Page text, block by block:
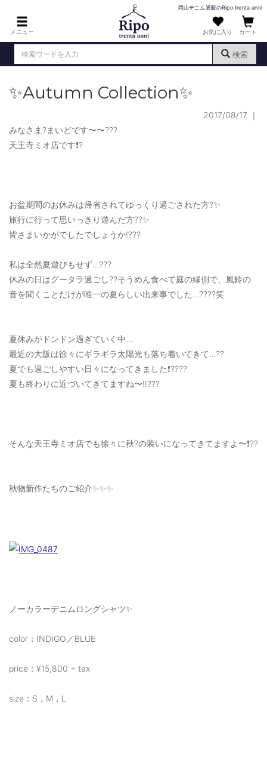
メニュー
岡山デニム通販のRipo trenta anni
お気に入り カート
検索
ログイン （ 新規会員登録）
DENIM : デニム
T-SHIRT : Tシャツ
KNIT : ニット
OUTERS : アウター
LADIES : レディース
PANTS/SKIRT : パンツ・スカート
TOPS : トップス
MENS : メンズ
新規会員登録
ご利用ガイド
✨Autumn Collection✨
2017/08/17 ｜
みなさま?まいどです〜〜???
天王寺ミオ店です❗️?
お盆期間のお休みは帰省されてゆっくり過ごされた方?✨
旅行に行って思いっきり遊んだ方??✨
皆さまいかがでしたでしょうか⁉️??
私は全然夏遊びもせず…???
休みの日はグータラ過ごし??そうめん食べて庭の縁側で、風鈴の
音を聞くことだけが唯一の夏らしい出来事でした…????笑
夏休みがドンドン過ぎていく中…
最近の大阪は徐々にギラギラ太陽光も落ち着いてきて…??
夏でも過ごしやすい日々になってきました❗️????
夏も終わりに近づいてきてますね〜‼️???
そんな天王寺ミオ店でも徐々に秋?の装いになってきてますよ〜❗️??
秋物新作たちのご紹介✨✨✨
ノーカラーデニムロングシャツ✨
color：INDIGO／BLUE
price：¥15,800 + tax
size：S，M，L